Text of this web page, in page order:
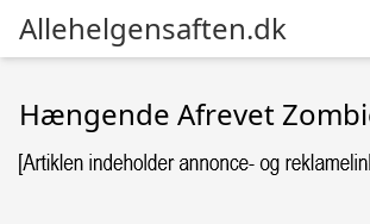
Allehelgensaften.dk
Hængende Afrevet